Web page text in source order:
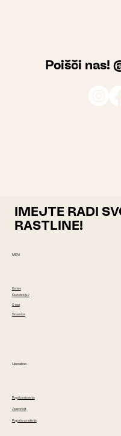
Poišči nas!
MENI
Domov
Kako deluje?
O nas
Delavnice
Uporabno
Pogoji poslovanja
Zasebnost
Pogosta vprašanja
IMEJTE RADI
RASTLINE!